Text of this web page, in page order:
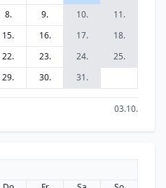
8. 9. 10.
11.
15. 16. 17.
18.
22. 23. 24.
25.
29. 30. 31.
03.10.